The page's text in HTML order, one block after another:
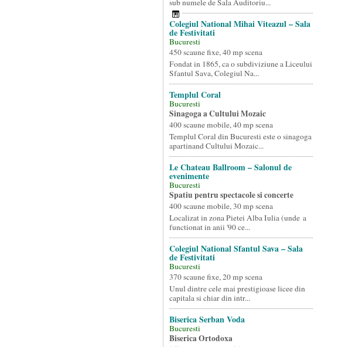
sub numele de Sala Auditoriu...
Colegiul National Mihai Viteazul – Sala
de Festivitati
Bucuresti
450 scaune fixe, 40 mp scena
Fondat in 1865, ca o subdiviziune a Liceului
Sfantul Sava, Colegiul Na...
Templul Coral
Bucuresti
Sinagoga a Cultului Mozaic
400 scaune mobile, 40 mp scena
Templul Coral din Bucuresti este o sinagoga
apartinand Cultului Mozaic...
Le Chateau Ballroom – Salonul de
evenimente
Bucuresti
Spatiu pentru spectacole si concerte
400 scaune mobile, 30 mp scena
Localizat in zona Pietei Alba Iulia (unde a
functionat in anii '90 ce...
Colegiul National Sfantul Sava – Sala
de Festivitati
Bucuresti
370 scaune fixe, 20 mp scena
Unul dintre cele mai prestigioase licee din
capitala si chiar din intr...
Biserica Serban Voda
Bucuresti
Biserica Ortodoxa